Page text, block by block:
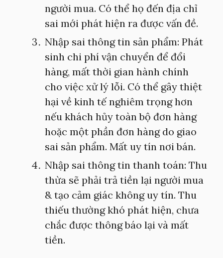
người mua. Có thể họ đến địa chỉ
sai mới phát hiện ra được vấn đề.
Nhập sai thông tin sản phẩm: Phát
sinh chi phí vận chuyển để đổi
hàng, mất thời gian hành chính
cho việc xử lý lỗi. Có thể gây thiệt
hại về kinh tế nghiêm trọng hơn
nếu khách hủy toàn bộ đơn hàng
hoặc một phần đơn hàng do giao
sai sản phẩm. Mất uy tín nơi bán.
Nhập sai thông tin thanh toán: Thu
thừa sẽ phải trả tiền lại người mua
& tạo cảm giác không uy tín. Thu
thiếu thường khó phát hiện, chưa
chắc được thông báo lại và mất
tiền.